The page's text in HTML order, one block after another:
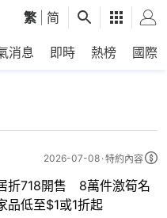
繁 简
消息 即時 熱榜 國際
2026-07-08 特約內容
折718開售 8萬件激筍名
品低至$1或1折起